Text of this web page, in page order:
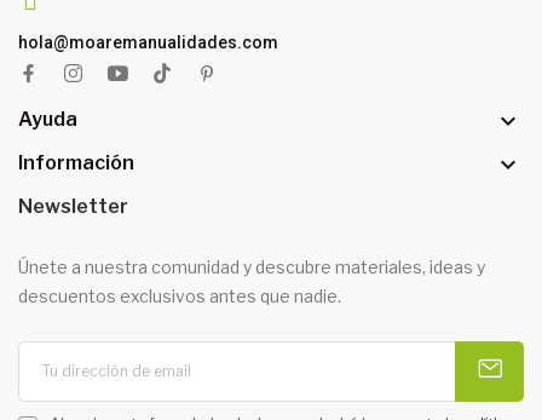
hola@moaremanualidades.com
Ayuda 
Información 
Newsletter
Únete a nuestra comunidad y descubre materiales, ideas y
descuentos exclusivos antes que nadie.